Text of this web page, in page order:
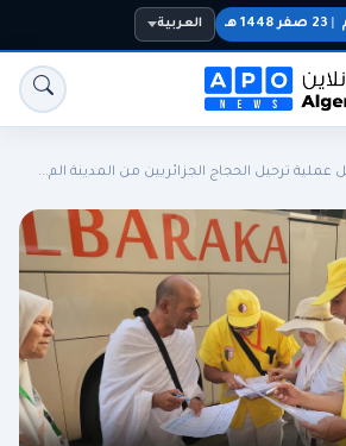
المنتخب الوطني سياسة
23 صفر 1448 هـ العربية
عملية ترحيل الحجاج الجزائريين من المدينة الم...